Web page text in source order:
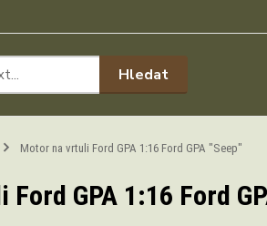
Hledat
Motor na vrtuli Ford GPA 1:16 Ford GPA "Seep"
GPA 1:16 Ford